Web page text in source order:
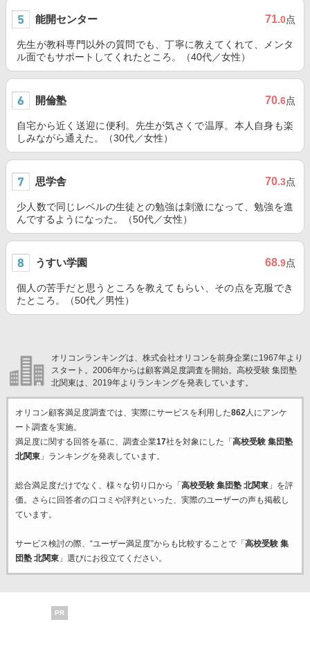
能開センター 71.0点
先生が教科専門以外の質問でも、丁寧に教えてくれて、メンタ
ル面でもサポートしてくれたところ。（40代／女性）
開倫塾 70.6点
自宅から近く送迎に便利。先生が気さくで温厚。本人自身も楽
しみながら通えた。（30代／女性）
思学舎 70.3点
少人数で同じレベルの生徒との勉強は刺激になって、勉強を進
んでするようになった。（50代／女性）
うすい学園 68.9点
個人の苦手だと思うところを教えてもらい、その点を克服でき
たところ。（50代／男性）
オリコンランキングは、株式会社オリコンを前身企業に1967年より
スタート。2006年からは顧客満足度調査を開始。高校受験 集団塾
北関東は、2019年よりランキングを発表しています。
オリコン顧客満足度調査では、実際にサービスを利用した862人にアンケ
ート調査を実施。
満足度に関する回答を基に、調査企業17社を対象にした「 高校受験 集団塾
北関東」ランキングを発表しています。
総合満足度だけでなく、様々な切り口から「 高校受験 集団塾 北関東」を評
価。さらに回答者の口コミや評判といった、実際のユーザーの声も掲載し
ています。
サービス検討の際、“ユーザー満足度”からも比較することで「 高校受験 集
団塾 北関東」選びにお役立てください。
PR